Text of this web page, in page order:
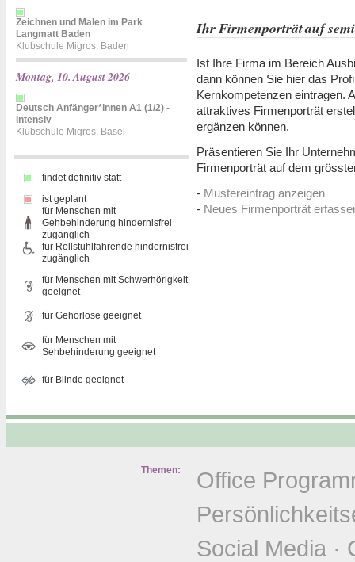
Zeichnen und Malen im Park
Langmatt Baden
Klubschule Migros, Baden
Montag, 10. August 2026
Deutsch Anfänger*innen A1 (1/2) -
Intensiv
Klubschule Migros, Basel
findet definitiv statt
ist geplant
für Menschen mit
Gehbehinderung hindernisfrei
zugänglich
für Rollstuhlfahrende hindernisfrei
zugänglich
für Menschen mit Schwerhörigkeit
geeignet
für Gehörlose geeignet
für Menschen mit
Sehbehinderung geeignet
für Blinde geeignet
Ihr Firmenporträt auf
Ist Ihre Firma im Bereich
dann können Sie hier das
Kernkompetenzen eintragen.
attraktives Firmenporträt
ergänzen können.
Präsentieren Sie Ihr
Firmenporträt auf dem
- Mustereintrag anzeigen
- Neues Firmenporträt
Themen:
Office
Social Media ·